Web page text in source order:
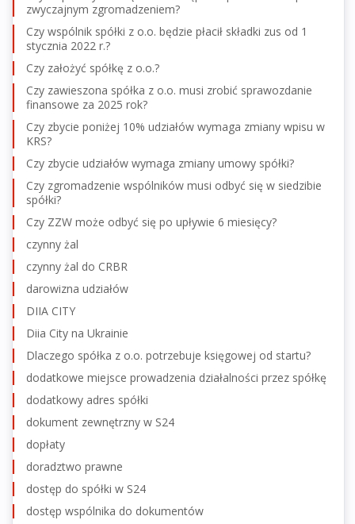
zwyczajnym zgromadzeniem?
Czy wspólnik spółki z o.o. będzie płacił składki zus od 1
stycznia 2022 r.?
Czy założyć spółkę z o.o.?
Czy zawieszona spółka z o.o. musi zrobić sprawozdanie
finansowe za 2025 rok?
Czy zbycie poniżej 10% udziałów wymaga zmiany wpisu w
KRS?
Czy zbycie udziałów wymaga zmiany umowy spółki?
Czy zgromadzenie wspólników musi odbyć się w siedzibie
spółki?
Czy ZZW może odbyć się po upływie 6 miesięcy?
czynny żal
czynny żal do CRBR
darowizna udziałów
DIIA CITY
Diia City na Ukrainie
Dlaczego spółka z o.o. potrzebuje księgowej od startu?
dodatkowe miejsce prowadzenia działalności przez spółkę
dodatkowy adres spółki
dokument zewnętrzny w S24
dopłaty
doradztwo prawne
dostęp do spółki w S24
dostęp wspólnika do dokumentów